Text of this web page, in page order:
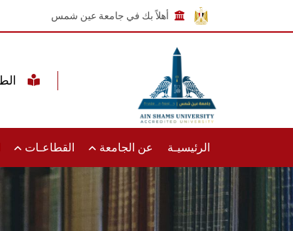
أهلاً بك في جامعة عين شمس
الرئيسيـة عن الجامعة القطاعـات